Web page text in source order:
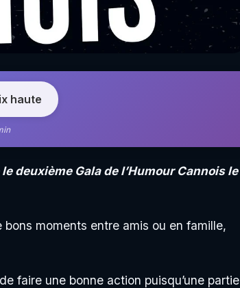
haute
deuxième Gala de l’Humour Cannois le
moments entre amis ou en famille,
faire une bonne action puisqu’une partie